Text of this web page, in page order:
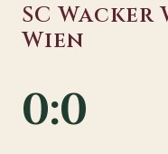
SC Wacker
Wien
0:0